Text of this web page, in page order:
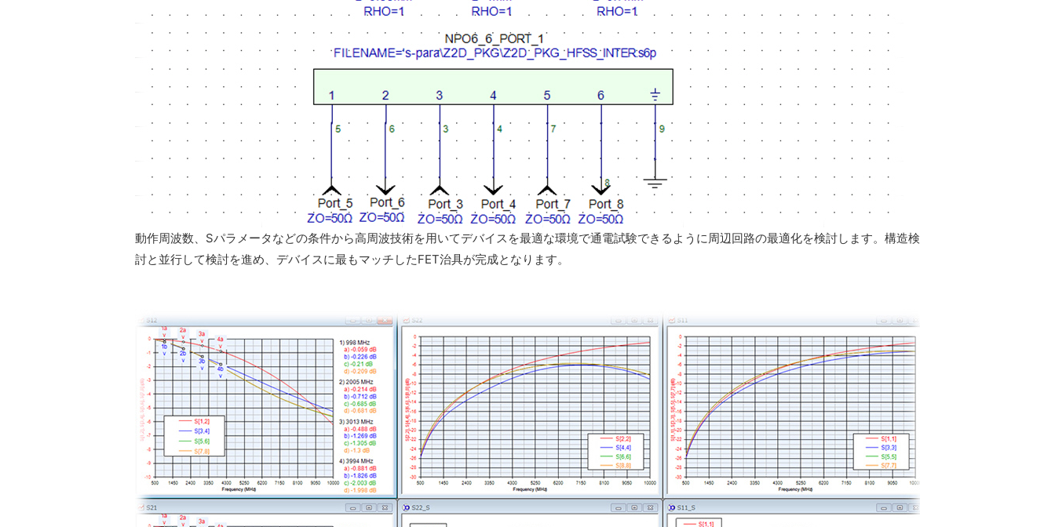
動作周波数、Sパラメータなどの条件から高周波技術を用いてデバイスを最適な環境で通電試験できるように周辺回路の最適化を検討します。構造検
討と並行して検討を進め、デバイスに最もマッチしたFET治具が完成となります。